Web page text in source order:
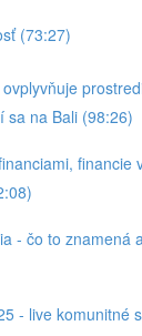
(73:27)
sa na Bali (98:26)
financie
- čo to znamená
- live komunitné